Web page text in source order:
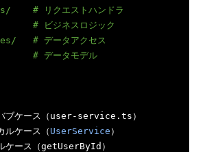
# リクエストハンドラ
# ビジネスロジック
# データアクセス
# データモデル
ブケース（ user- service . ts ）
ルケース（ UserService ）
ケース（getUserById ）